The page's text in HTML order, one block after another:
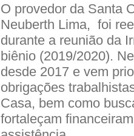
O provedor da Santa
Neuberth Lima, foi
durante a reunião da
biênio (2019/2020).
desde 2017 e vem
obrigações
Casa, bem como
fortaleçam